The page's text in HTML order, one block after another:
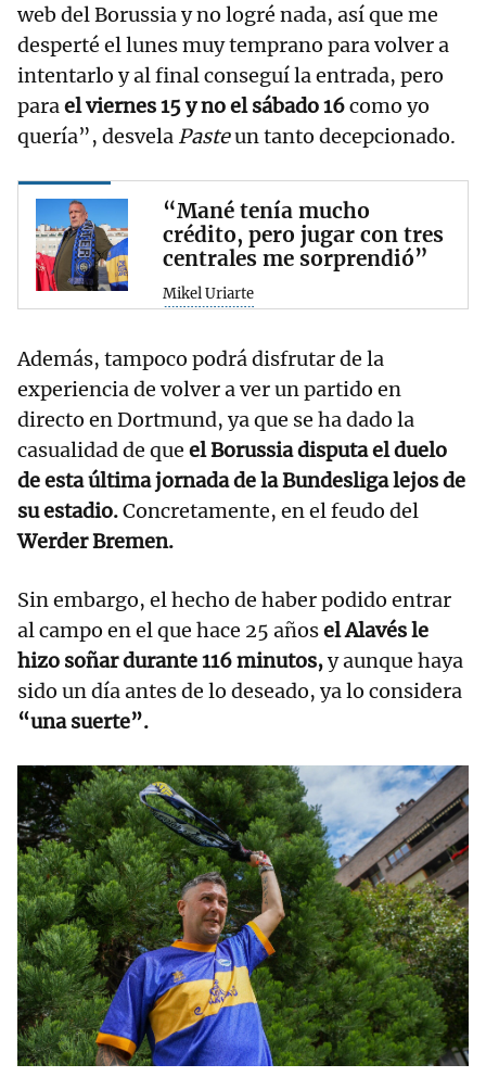
web del Borussia y no logré nada, así que me
desperté el lunes muy temprano para volver a
intentarlo y al final conseguí la entrada, pero
parael viernes 15 y no el sábado 16como yo
quería”, desvela Pasteun tanto decepcionado.
“Mané tenía mucho
crédito, pero jugar con tres
centrales me sorprendió”
Mikel Uriarte
Además, tampoco podrá disfrutar de la
experiencia de volver a ver un partido en
directo en Dortmund, ya que se ha dado la
casualidad de que el Borussia disputa el duelo
de esta última jornada de la Bundesliga lejos de
su estadio.Concretamente, en el feudo del
Werder Bremen.
Sin embargo, el hecho de haber podido entrar
al campo en el que hace 25 añosel Alavés le
hizo soñar durante 116 minutos,y aunque haya
sido un día antes de lo deseado, ya lo considera
“una suerte”.